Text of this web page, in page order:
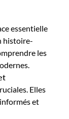
essentielle
histoire-
les
Elles
et